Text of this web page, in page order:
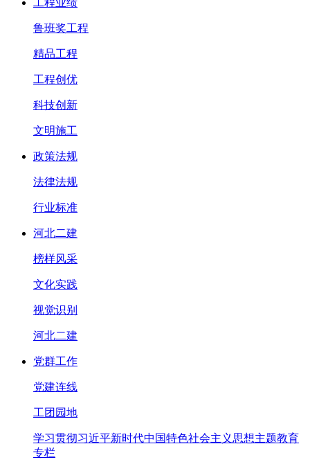
鲁班奖工程
精品工程
工程创优
科技创新
文明施工
政策法规
法律法规
行业标准
河北二建
榜样风采
文化实践
视觉识别
河北二建
党群工作
党建连线
工团园地
学习贯彻习近平新时代中国特色社会主义思想主题教育
专栏